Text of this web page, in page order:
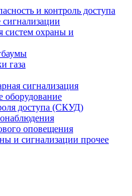
и контроль доступа
систем охраны и
газа
сигнализация
оборудование
доступа (СКУД)
оповещения
и сигнализации прочее